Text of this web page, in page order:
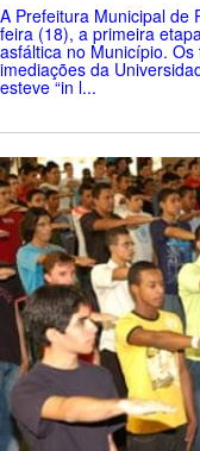
A Prefeitura Municipal de
feira (18), a primeira
asfáltica no Município.
imediações da
esteve “in l...